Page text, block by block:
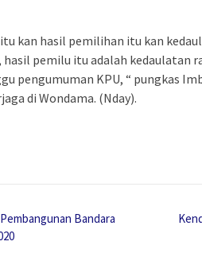
kan hasil pemilihan itu kan
pemilu itu adalah kedaulatan
pengumuman KPU, “ pungkas
di Wondama. (Nday).
Bandara